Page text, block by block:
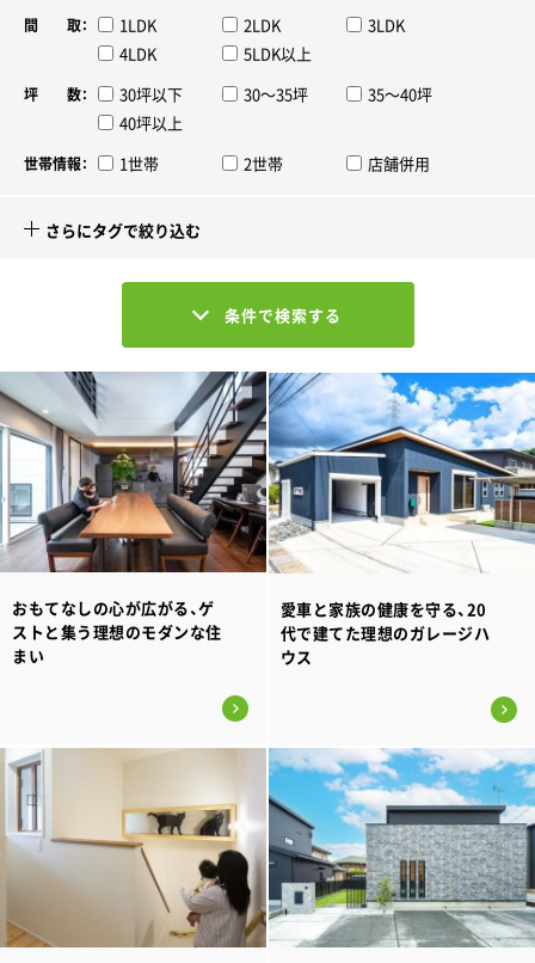
間 取： 1LDK 2LDK
3LDK
4LDK
5LDK以上
坪 数： 30坪以下 30～35坪
35～40坪
40坪以上
世帯情報： 1世帯 2世帯 店舗併用
さらにタグで絞り込む
条件で検索する
おもてなしの心が広がる、ゲ
ストと集う理想のモダンな住
まい
愛車と家族の健康を守る、20
代で建てた理想のガレージハ
ウス